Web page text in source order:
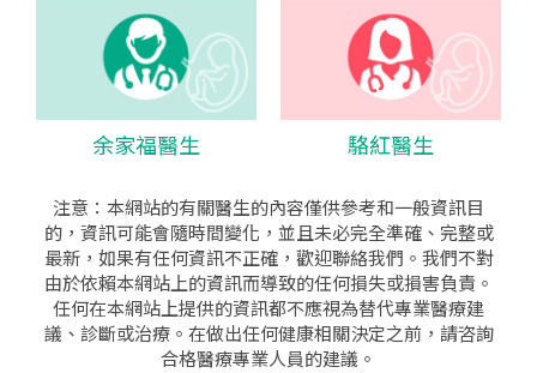
余家福醫生 駱紅醫生
注意：本網站的有關醫生的內容僅供參考和一般資訊目
的，資訊可能會隨時間變化，並且未必完全準確、完整或
最新，如果有任何資訊不正確，歡迎聯絡我們。我們不對
由於依賴本網站上的資訊而導致的任何損失或損害負責。
任何在本網站上提供的資訊都不應視為替代專業醫療建
議、診斷或治療。在做出任何健康相關決定之前，請咨詢
合格醫療專業人員的建議。